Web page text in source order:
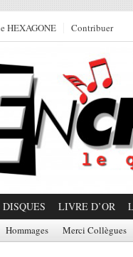
HEXAGONE Contribuer
DISQUES LIVRE D’OR
Hommages Merci Collègues